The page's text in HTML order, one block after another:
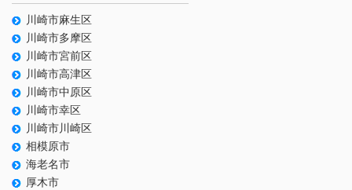
川崎市麻生区
川崎市多摩区
川崎市宮前区
川崎市高津区
川崎市中原区
川崎市幸区
川崎市川崎区
相模原市
海老名市
厚木市